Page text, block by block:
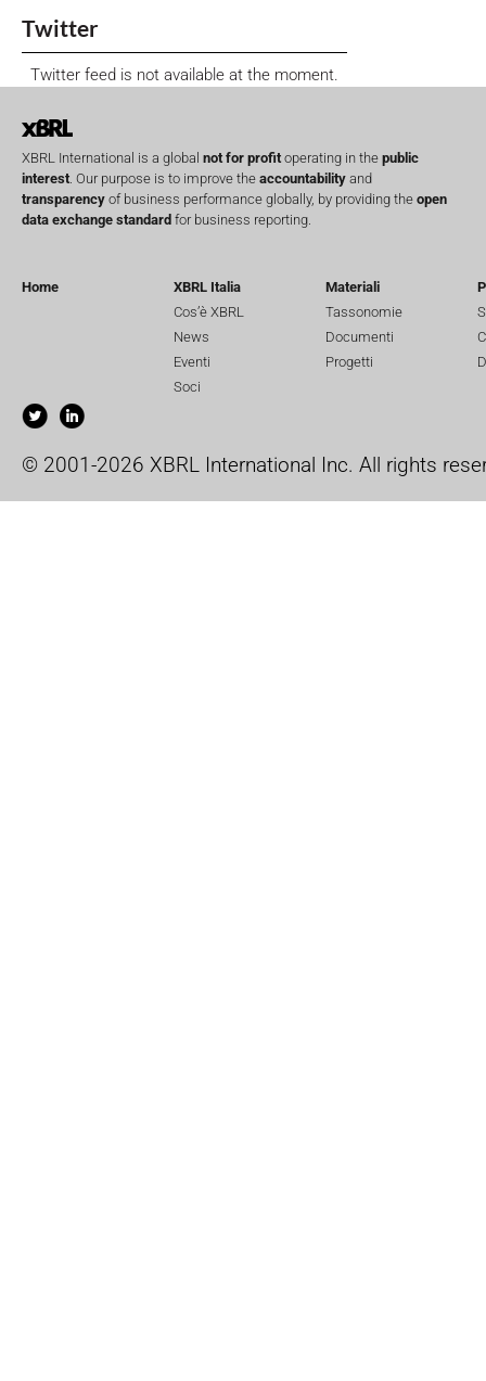
Twitter
Twitter feed is not available at the moment.
XBRL International is a global not for profitoperating in the public
interest. Our purpose is to improve the accountability and
transparency of business performance globally, by providing the open
data exchange standard for business reporting.
Home
XBRL Italia
Cos’è XBRL
News
Eventi
Soci
Materiali
Tassonomie
Documenti
Progetti
© 2001-2026 XBRL International Inc. All rights